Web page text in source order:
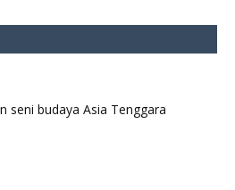
seni budaya Asia Tenggara